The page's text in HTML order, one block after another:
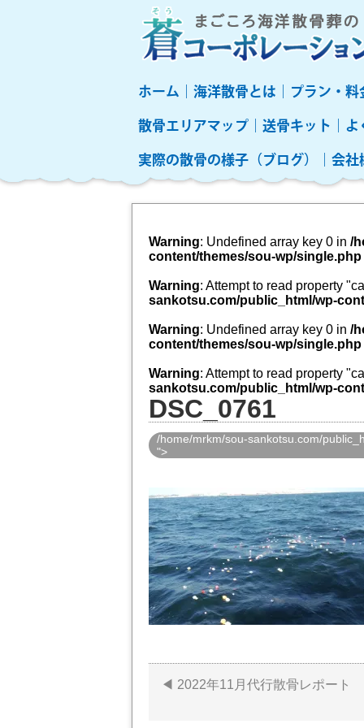
ホーム 海洋散骨とは プラン・料
散骨エリアマップ
送骨キット よ
実際の散骨の様子（ブログ）
会社
Warning: Undefined array key 0 in /
content/themes/sou-wp/single.php
Warning: Attempt to read property
sankotsu.com/public_html/wp-
Warning: Undefined array key 0 in /
content/themes/sou-wp/single.php
Warning: Attempt to read property
sankotsu.com/public_html/wp-
DSC_0761
/home/mrkm/sou-sankotsu.com/
">
2022年11月代行散骨レポート